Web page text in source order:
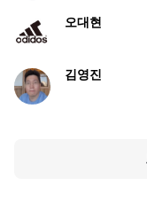
오대현
김영진